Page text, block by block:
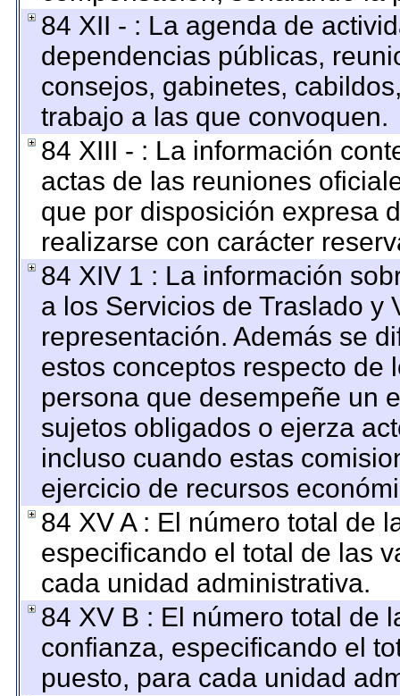
84 XII - : La agenda de
dependencias públicas,
consejos, gabinetes,
trabajo a las que convoquen.
84 XIII - : La información
actas de las reuniones
que por disposición expresa
realizarse con carácter
84 XIV 1 : La información
a los Servicios de Traslado y
representación. Además se
estos conceptos respecto de
persona que desempeñe un
sujetos obligados o ejerza
incluso cuando estas
ejercicio de recursos
84 XV A : El número total de
especificando el total de las
cada unidad administrativa.
84 XV B : El número total de
confianza, especificando el
puesto, para cada unidad